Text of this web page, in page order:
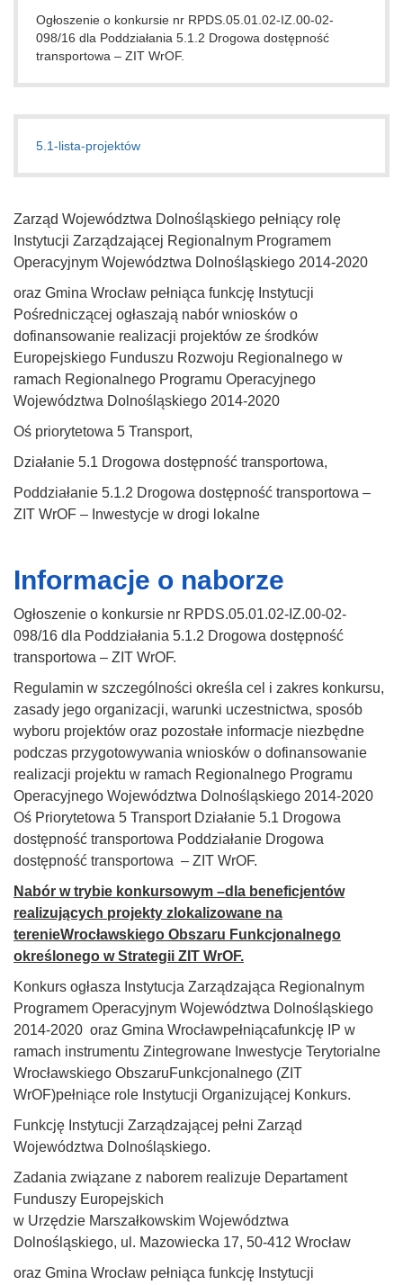
Ogłoszenie o konkursie nr RPDS.05.01.02-IZ.00-02-
098/16 dla Poddziałania 5.1.2 Drogowa dostępność
transportowa – ZIT WrOF.
5.1-lista-projektów
Zarząd Województwa Dolnośląskiego pełniący rolę
Instytucji Zarządzającej Regionalnym Programem
Operacyjnym Województwa Dolnośląskiego 2014-2020
oraz Gmina Wrocław pełniąca funkcję Instytucji
Pośredniczącej ogłaszają nabór wniosków o
dofinansowanie realizacji projektów ze środków
Europejskiego Funduszu Rozwoju Regionalnego w
ramach Regionalnego Programu Operacyjnego
Województwa Dolnośląskiego 2014-2020
Oś priorytetowa 5 Transport,
Działanie 5.1 Drogowa dostępność transportowa,
Poddziałanie 5.1.2 Drogowa dostępność transportowa –
ZIT WrOF – Inwestycje w drogi lokalne
Informacje o naborze
Ogłoszenie o konkursie nr RPDS.05.01.02-IZ.00-02-
098/16 dla Poddziałania 5.1.2 Drogowa dostępność
transportowa – ZIT WrOF.
Regulamin w szczególności określa cel i zakres konkursu,
zasady jego organizacji, warunki uczestnictwa, sposób
wyboru projektów oraz pozostałe informacje niezbędne
podczas przygotowywania wniosków o dofinansowanie
realizacji projektu w ramach Regionalnego Programu
Operacyjnego Województwa Dolnośląskiego 2014-2020
Oś Priorytetowa 5 Transport Działanie 5.1 Drogowa
dostępność transportowa Poddziałanie Drogowa
dostępność transportowa – ZIT WrOF.
Nabór w trybie konkursowym –dla beneficjentów
realizujących projekty zlokalizowane na
terenieWrocławskiego Obszaru Funkcjonalnego
określonego w Strategii ZIT WrOF.
Konkurs ogłasza Instytucja Zarządzająca Regionalnym
Programem Operacyjnym Województwa Dolnośląskiego
2014-2020 oraz Gmina Wrocławpełniącafunkcję IP w
ramach instrumentu Zintegrowane Inwestycje Terytorialne
Wrocławskiego ObszaruFunkcjonalnego (ZIT
WrOF)pełniące role Instytucji Organizującej Konkurs.
Funkcję Instytucji Zarządzającej pełni Zarząd
Województwa Dolnośląskiego.
Zadania związane z naborem realizuje Departament
Funduszy Europejskich
w Urzędzie Marszałkowskim Województwa
Dolnośląskiego, ul. Mazowiecka 17, 50-412 Wrocław
oraz Gmina Wrocław pełniąca funkcję Instytucji